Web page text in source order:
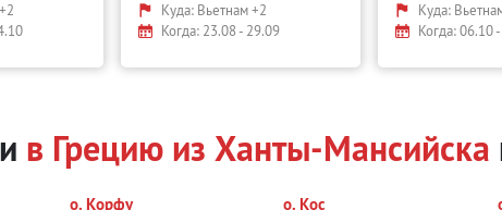
Куда: Вьетнам +2
Когда: 23.08 - 29.09
Куда:
Когда: 06.10
в Грецию из Ханты-Мансийска
о. Корфу о. Кос